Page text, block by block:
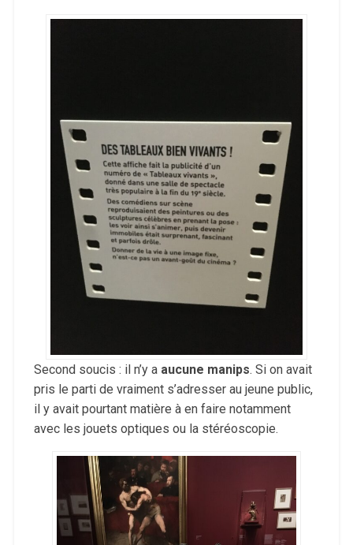
Second soucis : il n’y a aucune manips. Si on avait
pris le parti de vraiment s’adresser au jeune public,
il y avait pourtant matière à en faire notamment
avec les jouets optiques ou la stéréoscopie.